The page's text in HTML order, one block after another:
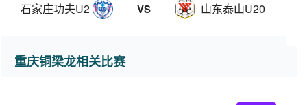
石家庄功夫U20 VS 山东泰山U20
重庆铜梁龙相关比赛